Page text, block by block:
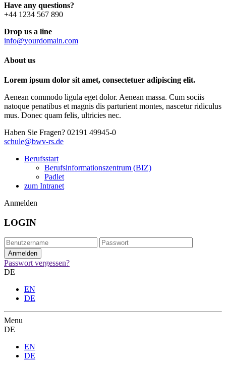
Have any questions?
+44 1234 567 890
Drop us a line
info@yourdomain.com
About us
Lorem ipsum dolor sit amet, consectetuer adipiscing elit.
Aenean commodo ligula eget dolor. Aenean massa. Cum sociis
natoque penatibus et magnis dis parturient montes, nascetur ridiculus
mus. Donec quam felis, ultricies nec.
Haben Sie Fragen? 02191 49945-0
schule@bwv-rs.de
Berufsstart
Berufsinformationszentrum (BIZ)
Padlet
zum Intranet
Anmelden
LOGIN
Passwort vergessen?
DE
EN
DE
Menu
DE
EN
DE